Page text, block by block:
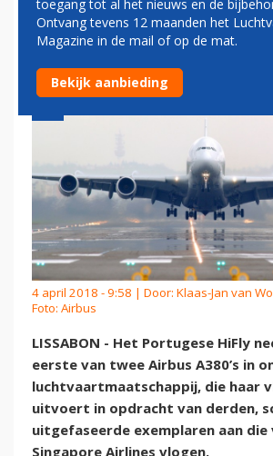
HIFLY NEEMT IN JUNI
AIRBUS A380 IN
4 april 2018 - 9:58 | Door: Klaas-Jan van
Foto: Airbus
LISSABON - Het Portugese HiFly
eerste van twee Airbus A380’s in
luchtvaartmaatschappij, die haar
uitvoert in opdracht van derden,
uitgefaseerde exemplaren aan
Singapore Airlines vlogen.
toegang tot al het nieuws en de
Ontvang tevens 12 maanden het
Magazine in de mail of op de mat.
Bekijk aanbieding